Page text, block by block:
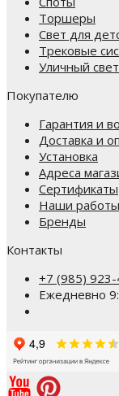
Торшеры
Свет для
Трековые
Уличный свет
Покупателю
Гарантия и
Доставка и
Установка
Адреса
Сертификаты
Наши работы
Бренды
Контакты
+7 (985)
Ежедневно